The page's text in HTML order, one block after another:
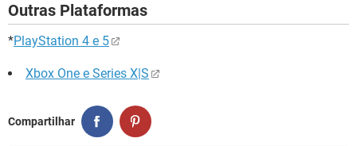
Outras Plataformas
*PlayStation 4 e 5
Xbox One e Series X|S
Compartilhar